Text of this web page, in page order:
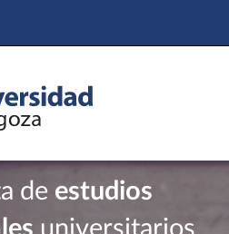
de estudios